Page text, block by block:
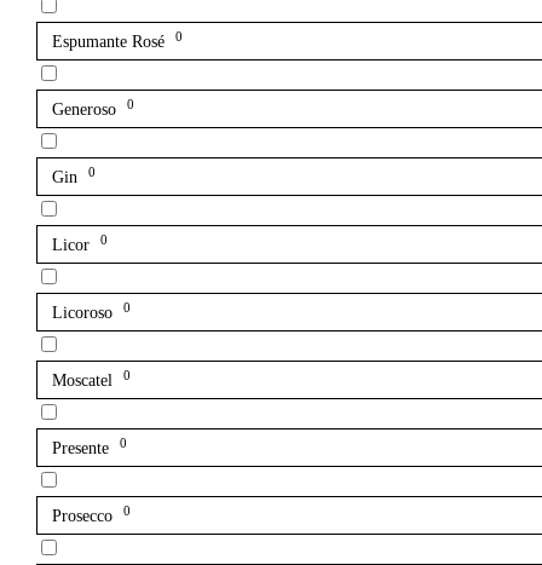
Espumante Rosé 0
Generoso 0
Gin 0
Licor 0
Licoroso 0
Moscatel 0
Presente 0
Prosecco 0